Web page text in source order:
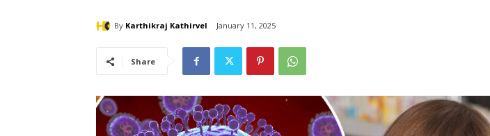
By Karthikraj Kathirvel January 11, 2025
Share